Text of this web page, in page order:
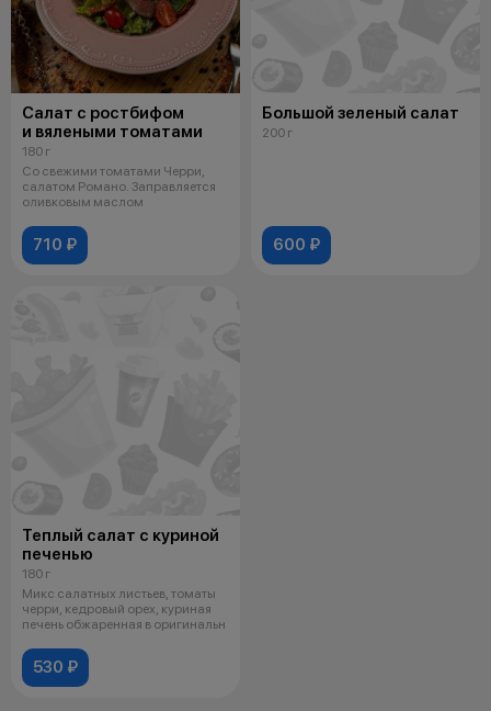
Салат с ростбифом
и вялеными томатами
180 г
Со свежими томатами Черри,
салатом Романо. Заправляется
оливковым маслом
710 ₽
Большой зеленый салат
200 г
600 ₽
Теплый салат с куриной
печенью
180 г
Микс салатных листьев, томаты
черри, кедровый орех, куриная
печень обжаренная в оригинальн
530 ₽